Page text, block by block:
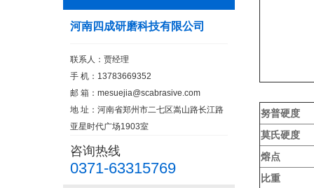
河南四成研磨科技有限公司
联系人：贾经理
手 机：13783669352
邮 箱： mesuejia@scabrasive.com
地 址：河南省郑州市二七区嵩山路长江路
亚星时代广场1903室
咨询热线
0371-63315769
努普硬度
莫氏硬度
熔点
比重